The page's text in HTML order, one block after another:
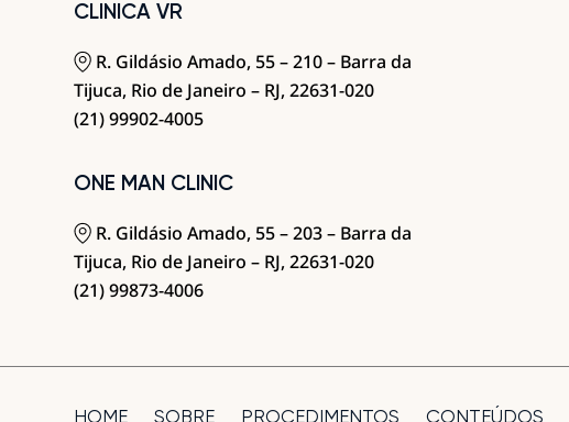
CLINICA VR
R. Gildásio Amado, 55 – 210 – Barra da
Tijuca, Rio de Janeiro – RJ, 22631-020
(21) 99902-4005
ONE MAN CLINIC
R. Gildásio Amado, 55 – 203 – Barra da
Tijuca, Rio de Janeiro – RJ, 22631-020
(21) 99873-4006